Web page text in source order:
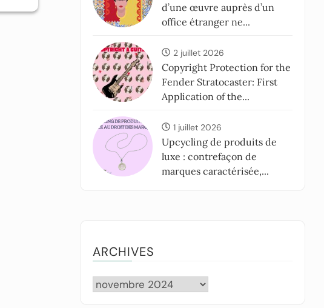
d’une œuvre auprès d’un
office étranger ne...
2 juillet 2026
Copyright Protection for the
Fender Stratocaster: First
Application of the...
1 juillet 2026
Upcycling de produits de
luxe : contrefaçon de
marques caractérisée,...
ARCHIVES